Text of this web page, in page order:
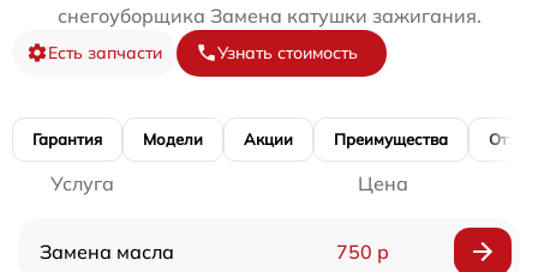
снегоуборщика Замена катушки зажигания.
Есть запчасти Узнать стоимость
Гарантия Модели Акции Преимущества
Услуга Цена
Замена масла 750 р